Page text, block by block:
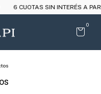
SIN INTERÉS A PARTIR DE
0